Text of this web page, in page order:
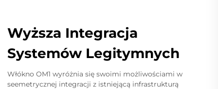
Wyższa Integracja
Systemów Legitymnych
Włókno OM1 wyróżnia się swoimi możliwościami w
seemetrycznej integracji z istniejącą infrastrukturą